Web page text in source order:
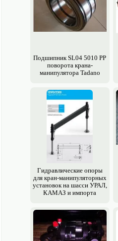
Подшипник SL04 5010 PP
поворота крана-
манипулятора Tadano
Гидравлические опоры
для кран-манипуляторных
установок на шасси УРАЛ,
КАМАЗ и импорта